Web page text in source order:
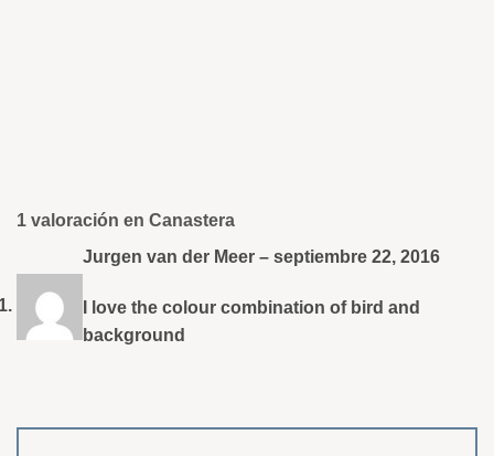
1 valoración en Canastera
Jurgen van der Meer – septiembre 22, 2016
I love the colour combination of bird and
background